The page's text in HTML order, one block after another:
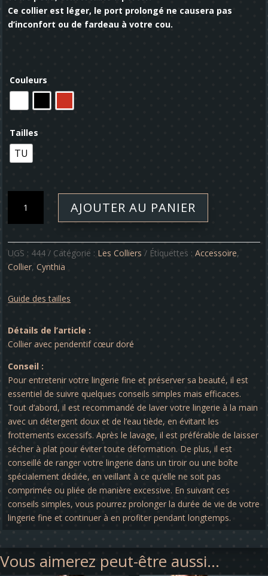
Ce collier est léger, le port prolongé ne causera pas
d’inconfort ou de fardeau à votre cou.
Couleurs
Tailles
TU
Collier
Cynthia
AJOUTER AU PANIER
UGS : 444 Catégorie : Les Colliers Étiquettes :Accessoire,
Collier,Cynthia
Guide des tailles
Détails de l’article :
Collier avec pendentif cœur doré
Conseil :
Pour entretenir votre lingerie fine et préserver sa beauté, il est
essentiel de suivre quelques conseils simples mais efficaces.
Tout d’abord, il est recommandé de laver votre lingerie à la main
avec un détergent doux et de l’eau tiède, en évitant les
frottements excessifs. Après le lavage, il est préférable de laisser
sécher à plat pour éviter toute déformation. De plus, il est
conseillé de ranger votre lingerie dans un tiroir ou une boîte
spécialement dédiée, en veillant à ce qu’elle ne soit pas
comprimée ou pliée de manière excessive. En suivant ces
conseils simples, vous pourrez prolonger la durée de vie de votre
lingerie fine et continuer à en profiter pendant longtemps.
Vous aimerez peut-être aussi…